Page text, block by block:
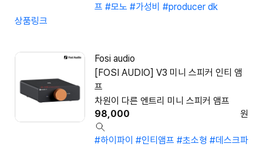
프 #모노 #가성비 #producer dk
상품링크
Fosi audio
[FOSI AUDIO] V3 미니 스피커 인티 앰
프
차원이 다른 엔트리 미니 스피커 앰프
98,000
원
#하이파이 #인티앰프 #초소형 #데스크파